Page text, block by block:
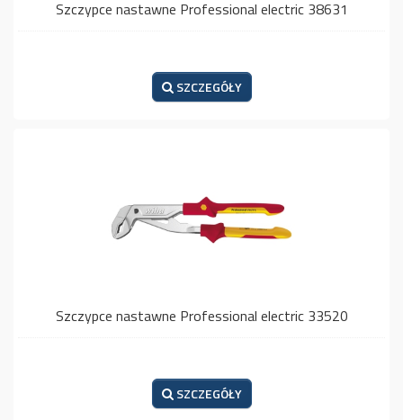
Szczypce nastawne Professional electric 38631
SZCZEGÓŁY
Szczypce nastawne Professional electric 33520
SZCZEGÓŁY